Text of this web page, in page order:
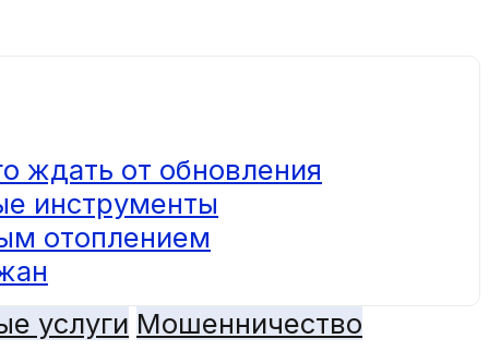
ждать от обновления
инструменты
отоплением
услуги Мошенничество